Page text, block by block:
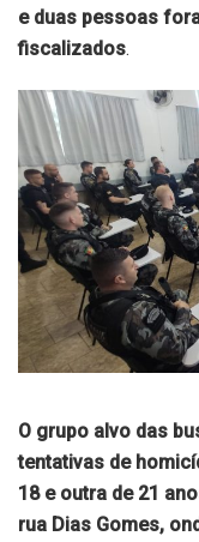
e duas pessoas
fiscalizados.
O grupo alvo das
tentativas de
18 e outra de 21
rua Dias Gomes,